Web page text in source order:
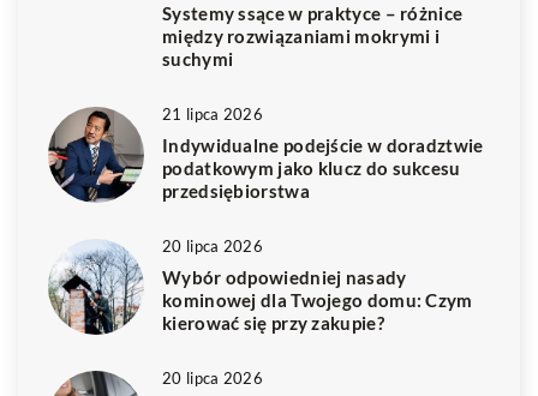
Systemy ssące w praktyce – różnice
między rozwiązaniami mokrymi i
suchymi
21 lipca 2026
Indywidualne podejście w doradztwie
podatkowym jako klucz do sukcesu
przedsiębiorstwa
20 lipca 2026
Wybór odpowiedniej nasady
kominowej dla Twojego domu: Czym
kierować się przy zakupie?
20 lipca 2026